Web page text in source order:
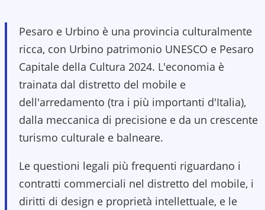
Pesaro e Urbino è una provincia culturalmente
ricca, con Urbino patrimonio UNESCO e Pesaro
Capitale della Cultura 2024. L'economia è
trainata dal distretto del mobile e
dell'arredamento (tra i più importanti d'Italia),
dalla meccanica di precisione e da un crescente
turismo culturale e balneare.
Le questioni legali più frequenti riguardano i
contratti commerciali nel distretto del mobile, i
diritti di design e proprietà intellettuale, e le